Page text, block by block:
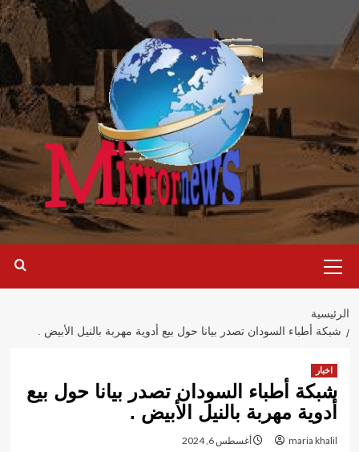
تخطي
إلى
المحتوى
الرئيسية
الرئيسية
شبكة أطباء السودان تصدر بيانا حول بيع أدوية مهربة بالنيل الأبيض .
اخبار
شبكة أطباء السودان تصدر بيانا حول بيع
أدوية مهربة بالنيل الأبيض .
maria khalil أغسطس 6, 2024